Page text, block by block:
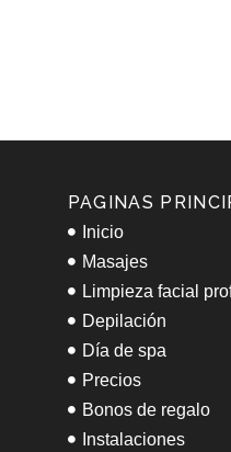
PAGINAS
Inicio
Masajes
Limpieza facial
Depilación
Día de spa
Precios
Bonos de regalo
Instalaciones